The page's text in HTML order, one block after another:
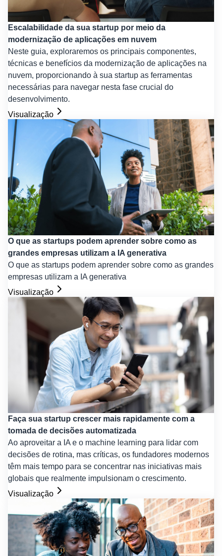
Escalabilidade da sua startup por meio da
modernização de aplicações em nuvem
Neste guia, exploraremos os principais componentes,
técnicas e benefícios da modernização de aplicações na
nuvem, proporcionando à sua startup as ferramentas
necessárias para navegar nesta fase crucial do
desenvolvimento.
Visualização
O que as startups podem aprender sobre como as
grandes empresas utilizam a IA generativa
O que as startups podem aprender sobre como as grandes
empresas utilizam a IA generativa
Visualização
Faça sua startup crescer mais rapidamente com a
tomada de decisões automatizada
Ao aproveitar a IA e o machine learning para lidar com
decisões de rotina, mas críticas, os fundadores modernos
têm mais tempo para se concentrar nas iniciativas mais
globais que realmente impulsionam o crescimento.
Visualização